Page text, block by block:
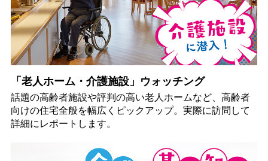
「老人ホーム・介護施設」ウォッチング
話題の高齢者施設や評判の高い老人ホームなど、高齢者
向けの住宅全般を幅広くピックアップ。実際に訪問して
詳細にレポートします。